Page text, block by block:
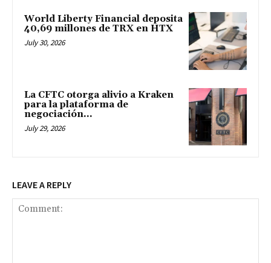
World Liberty Financial deposita
40,69 millones de TRX en HTX
July 30, 2026
La CFTC otorga alivio a Kraken
para la plataforma de
negociación...
July 29, 2026
LEAVE A REPLY